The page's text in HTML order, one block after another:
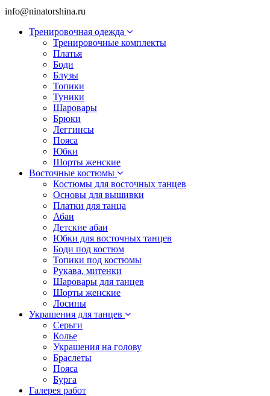
info@ninatorshina.ru
Тренировочная одежда
Тренировочные комплекты
Платья
Боди
Блузы
Топики
Туники
Шаровары
Брюки
Леггинсы
Пояса
Юбки
Шорты женские
Восточные костюмы
Костюмы для восточных танцев
Основы для вышивки
Платки для танца
Абаи
Детские абаи
Юбки для восточных танцев
Боди под костюм
Топики под костюмы
Рукава, митенки
Шаровары для танцев
Шорты женские
Лосины
Украшения для танцев
Серьги
Колье
Украшения на голову
Браслеты
Пояса
Бурга
Галерея работ